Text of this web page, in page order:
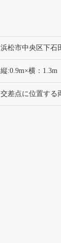
浜松市中央区下石
縦:0.9m×横：1.3m
交差点に位置す